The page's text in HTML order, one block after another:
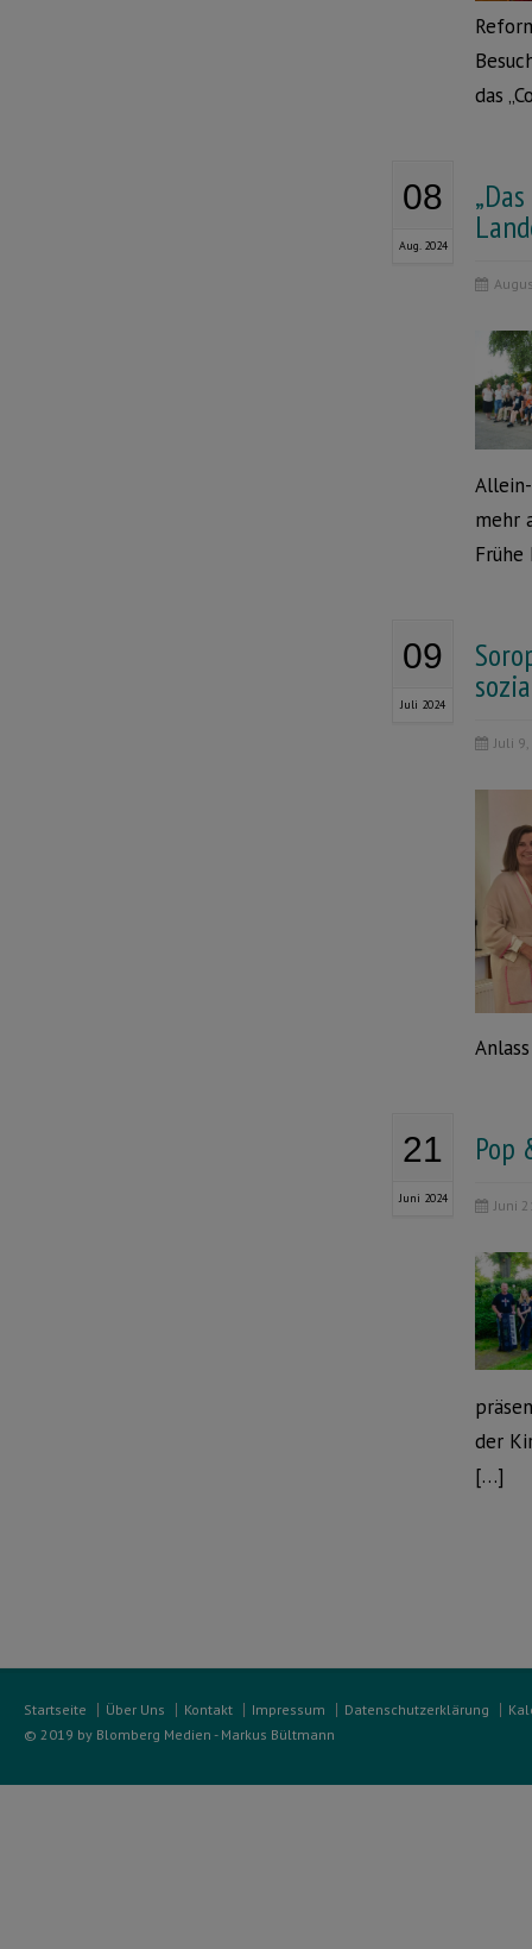
das
08
Aug. 2024
mehr
09
Juli 2024
Juli
21
Juni 2024
Pop
Juni
der
[…]
Startseite Über Uns Kontakt Impressum Datenschutzerklärung
© 2019 by Blomberg Medien - Markus Bültmann